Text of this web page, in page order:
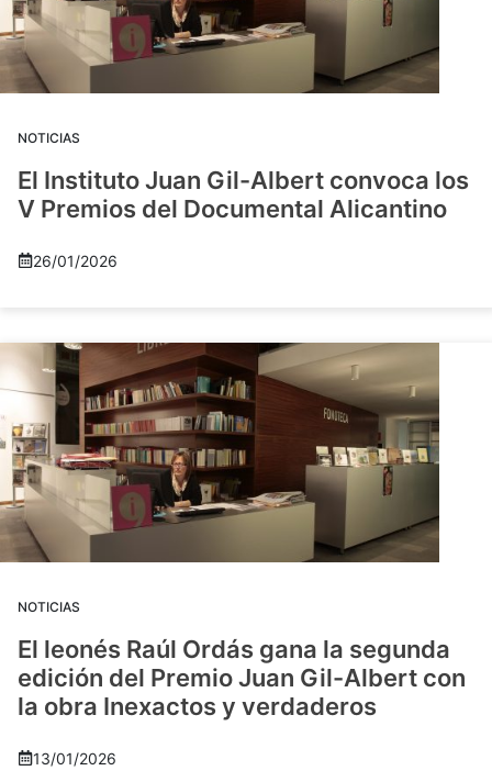
NOTICIAS
El Instituto Juan Gil-Albert convoca los
V Premios del Documental Alicantino
26/01/2026
NOTICIAS
El leonés Raúl Ordás gana la segunda
edición del Premio Juan Gil-Albert con
la obra Inexactos y verdaderos
13/01/2026